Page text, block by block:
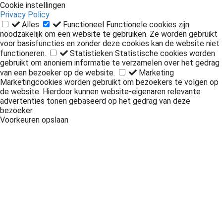
Cookie instellingen
Privacy Policy
Alles
Functioneel Functionele cookies zijn
noodzakelijk om een website te gebruiken. Ze worden gebruikt
voor basisfuncties en zonder deze cookies kan de website niet
functioneren.
Statistieken Statistische cookies worden
gebruikt om anoniem informatie te verzamelen over het gedrag
van een bezoeker op de website.
Marketing
Marketingcookies worden gebruikt om bezoekers te volgen op
de website. Hierdoor kunnen website-eigenaren relevante
advertenties tonen gebaseerd op het gedrag van deze
bezoeker.
Voorkeuren opslaan